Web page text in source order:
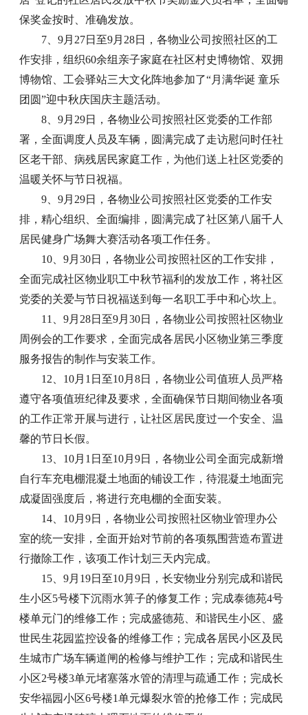
保奖金按时、准确发放。
7、9月27日至9月28日，各物业公司按照社区的工
作安排，组织60余组亲子家庭在社区村史博物馆、双拥
博物馆、工会驿站三大文化阵地参加了“月满华诞 童乐
团圆”迎中秋庆国庆主题活动。
8、9月29日，各物业公司按照社区党委的工作部
署，全面调度人员及车辆，圆满完成了走访慰问时任社
区老干部、病残居民家庭工作，为他们送上社区党委的
温暖关怀与节日祝福。
9、9月29日，各物业公司按照社区党委的工作安
排，精心组织、全面编排，圆满完成了社区第八届千人
居民健身广场舞大赛活动各项工作任务。
10、9月30日，各物业公司按照社区的工作安排，
全面完成社区物业职工中秋节福利的发放工作，将社区
党委的关爱与节日祝福送到每一名职工手中和心坎上。
11、9月28日至9月30日，各物业公司按照社区物业
周例会的工作要求，全面完成各居民小区物业第三季度
服务报告的制作与安装工作。
12、10月1日至10月8日，各物业公司值班人员严格
遵守各项值班纪律及要求，全面确保节日期间物业各项
的工作正常开展与进行，让社区居民度过一个安全、温
馨的节日长假。
13、10月1日至10月9日，各物业公司全面完成新增
自行车充电棚混凝土地面的铺设工作，待混凝土地面完
成凝固强度后，将进行充电棚的全面安装。
14、10月9日，各物业公司按照社区物业管理办公
室的统一安排，全面开始对节前的各项氛围营造布置进
行撤除工作，该项工作计划三天内完成。
15、9月19日至10月9日，长安物业分别完成和谐民
生小区5号楼下沉雨水箅子的修复工作；完成泰德苑4号
楼单元门的维修工作；完成盛德苑、和谐民生小区、盛
世民生花园监控设备的维修工作；完成各居民小区及民
生城市广场车辆道闸的检修与维护工作；完成和谐民生
小区2号楼3单元堵塞落水管的清理与疏通工作；完成长
安华福园小区6号楼1单元爆裂水管的抢修工作；完成民